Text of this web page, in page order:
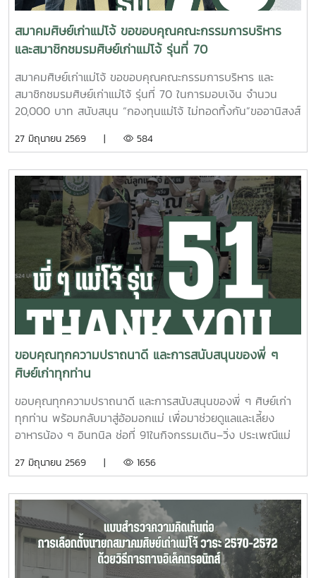
สมาคมศิษย์เก่าแม่โจ้ ขอขอบคุณคณะกรรมการบริหาร
และสมาชิกชมรมศิษย์เก่าแม่โจ้ รุ่นที่ 70
สมาคมศิษย์เก่าแม่โจ้ ขอขอบคุณคณะกรรมการบริหาร และ
สมาชิกชมรมศิษย์เก่าแม่โจ้ รุ่นที่ 70 ในการมอบเงิน จำนวน
20,000 บาท สนับสนุน “กองทุนแม่โจ้ ไม่ทอดทิ้งกัน”ขออานิสงส์
ประสบแต่ความสุข ความเจริญ ปราศจากโรคภัยไข้เจ็บ และเจริญ
27 มิถุนายน 2569 | 584
ขอบคุณทุกความปราถนาดี และการสนับสนุนของพี่ ๆ
ศิษย์เก่าทุกท่าน
ขอบคุณทุกความปราถนาดี และการสนับสนุนของพี่ ๆ ศิษย์เก่า
ทุกท่าน พร้อมกลับมาสู่อ้อมอกแม่ เพื่อมาช่วยดูแลและเลี้ยง
อาหารน้อง ๆ อินทนิล ช่อที่ 91ในกิจกรรมเดิน–วิ่ง ประเพณีแม่
คารวะในน้ำใจของทุกท่าน สมาคมศิษย์เก่าแม่โจ้ ดูน้อยลง ดูน้อย
27 มิถุนายน 2569 | 1656